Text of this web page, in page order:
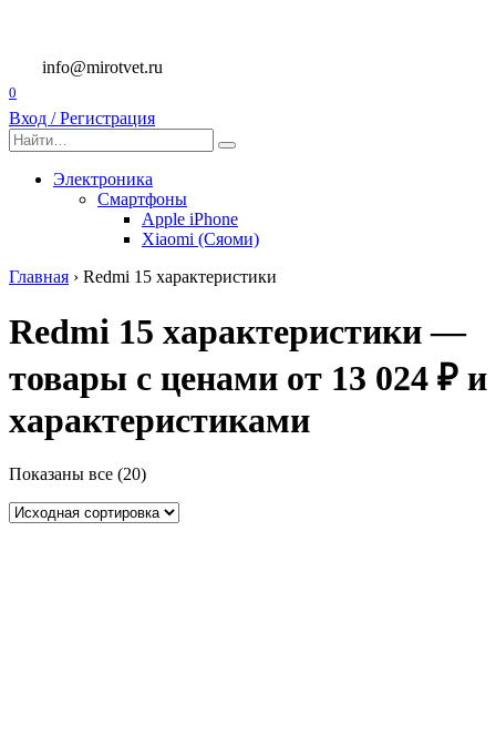
содержанию
info@mirotvet.ru
0
Вход / Регистрация
Search
for:
Электроника
Смартфоны
Apple iPhone
Xiaomi (Сяоми)
Главная › Redmi 15 характеристики
Redmi 15 характеристики —
товары с ценами от 13 024 ₽ и
характеристиками
Показаны все (20)